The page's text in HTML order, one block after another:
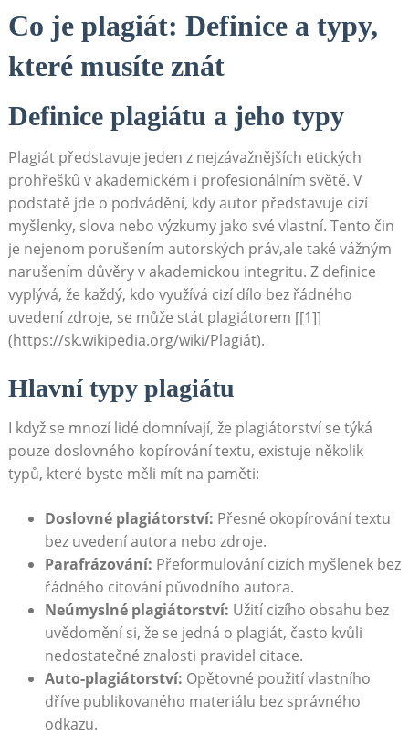
Co je plagiát: Definice a typy,
které musíte znát
Definice plagiátu a jeho typy
Plagiát představuje jeden z nejzávažnějších etických
prohřešků v akademickém i profesionálním světě. V
podstatě jde o podvádění, kdy autor představuje cizí
myšlenky, slova nebo výzkumy jako své vlastní. Tento čin
je nejenom porušením autorských práv,ale také vážným
narušením důvěry v akademickou integritu. Z definice
vyplývá, že každý, kdo využívá cizí dílo bez řádného
uvedení zdroje, se může stát plagiátorem [[1]]
(https://sk.wikipedia.org/wiki/Plagiát).
Hlavní typy plagiátu
I když se mnozí lidé domnívají, že plagiátorství se týká
pouze doslovného kopírování textu, existuje několik
typů, které byste měli mít na paměti:
Doslovné plagiátorství: Přesné okopírování textu
bez uvedení autora nebo zdroje.
Parafrázování: Přeformulování cizích myšlenek bez
řádného citování původního autora.
Neúmyslné plagiátorství: Užití cizího obsahu bez
uvědomění si, že se jedná o plagiát, často kvůli
nedostatečné znalosti pravidel citace.
Auto-plagiátorství: Opětovné použití vlastního
dříve publikovaného materiálu bez správného
odkazu.